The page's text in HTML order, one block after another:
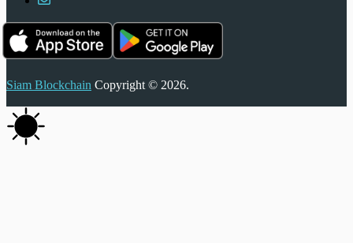
Siam Blockchain Copyright © 2026.